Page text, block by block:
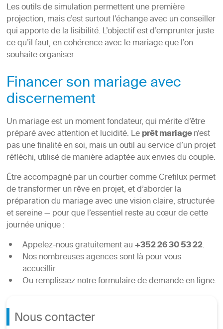
Nous contacter
Les outils de simulation permettent une première
projection, mais c’est surtout l’échange avec un conseiller
qui apporte de la lisibilité. L’objectif est d’emprunter juste
ce qu’il faut, en cohérence avec le mariage que l’on
souhaite organiser.
Financer son mariage avec
discernement
Un mariage est un moment fondateur, qui mérite d’être
préparé avec attention et lucidité. Leprêt mariagen’est
pas une finalité en soi, mais un outil au service d’un projet
réfléchi, utilisé de manière adaptée aux envies du couple.
Être accompagné par un courtier comme Crefilux permet
de transformer un rêve en projet, et d’aborder la
préparation du mariage avec une vision claire, structurée
et sereine — pour que l’essentiel reste au cœur de cette
journée unique :
Appelez-nous gratuitement au+352 26 30 53 22.
Nos nombreuses agences sont là pour vous
accueillir.
Ou remplissez notre formulaire de demande en ligne.